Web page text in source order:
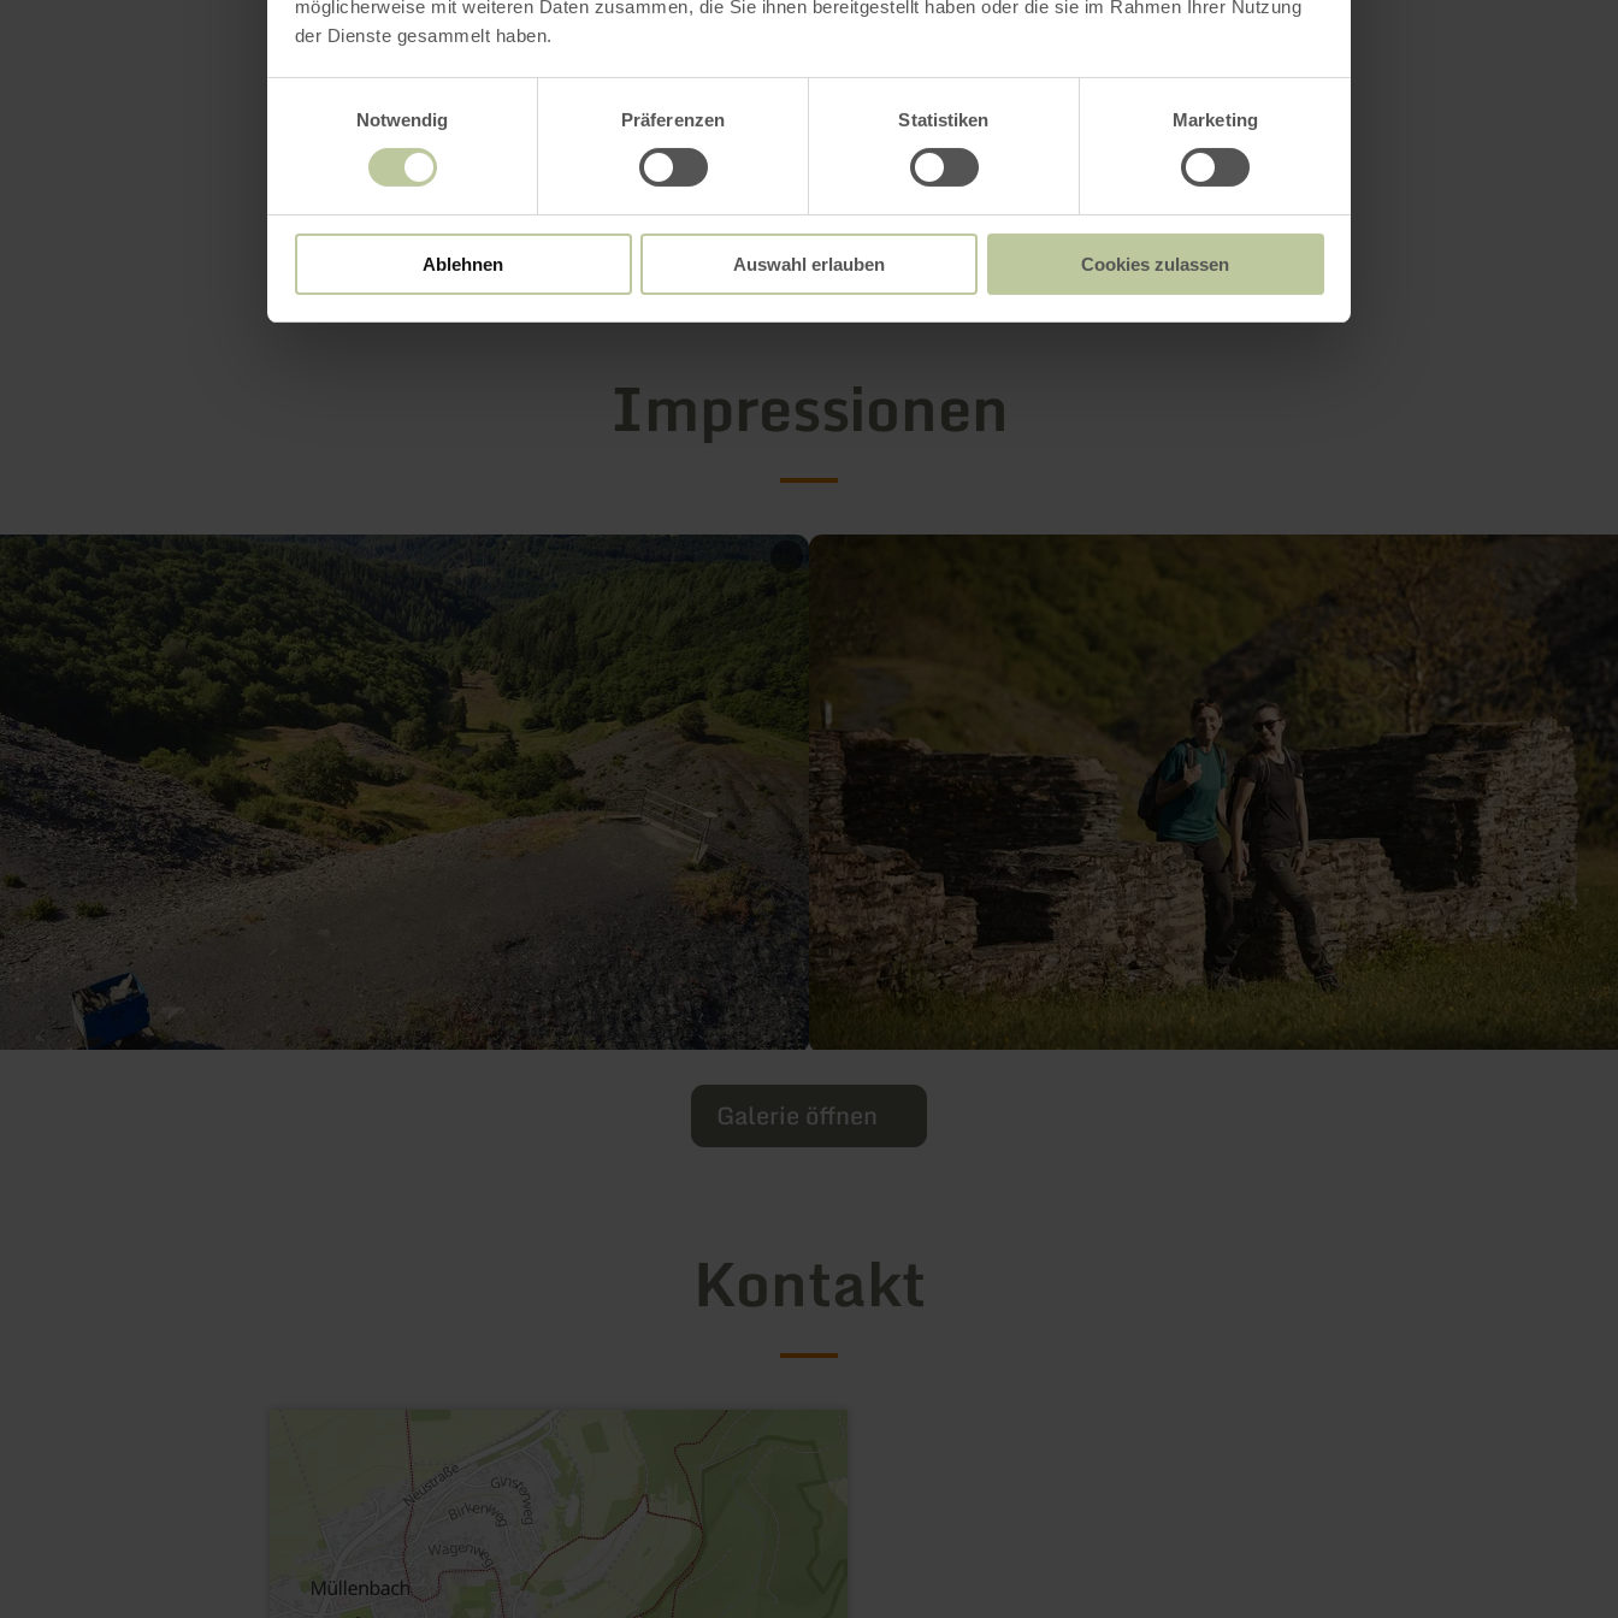
möglicherweise mit weiteren Daten zusammen, die Sie ihnen bereitgestellt haben oder die sie im Rahmen Ihrer Nutzung
der Dienste gesammelt haben.
Notwendig
Präferenzen Statistiken Marketing
Ablehnen Auswahl erlauben Cookies zulassen
Schieferbergbaugeschichte" - Anmeldung bei Rolf Stoll 01573-
9343224.
Tipp:
Absolut lohnenswert ist ein kleiner Abstecher zum
und
der
Wallfahrtskirche Maria Martental
Impressionen
Galerie öffnen
Kontakt